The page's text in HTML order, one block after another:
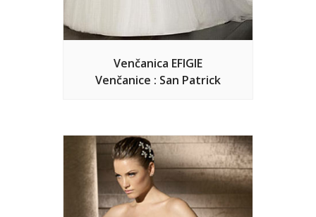
Venčanica EFIGIE
Venčanice : San Patrick